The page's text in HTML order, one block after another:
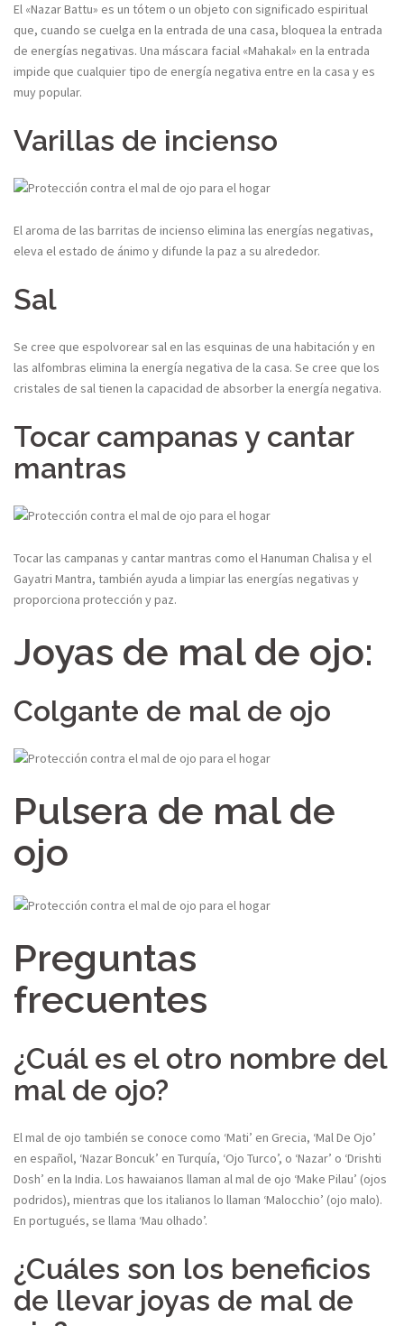
El «Nazar Battu» es un tótem o un objeto con significado espiritual
que, cuando se cuelga en la entrada de una casa, bloquea la entrada
de energías negativas. Una máscara facial «Mahakal» en la entrada
impide que cualquier tipo de energía negativa entre en la casa y es
muy popular.
Varillas de incienso
El aroma de las barritas de incienso elimina las energías negativas,
eleva el estado de ánimo y difunde la paz a su alrededor.
Sal
Se cree que espolvorear sal en las esquinas de una habitación y en
las alfombras elimina la energía negativa de la casa. Se cree que los
cristales de sal tienen la capacidad de absorber la energía negativa.
Tocar campanas y cantar
mantras
Tocar las campanas y cantar mantras como el Hanuman Chalisa y el
Gayatri Mantra, también ayuda a limpiar las energías negativas y
proporciona protección y paz.
Joyas de mal de ojo:
Colgante de mal de ojo
Pulsera de mal de
ojo
Preguntas
frecuentes
¿Cuál es el otro nombre del
mal de ojo?
El mal de ojo también se conoce como ‘Mati’ en Grecia, ‘Mal De Ojo’
en español, ‘Nazar Boncuk’ en Turquía, ‘Ojo Turco’, o ‘Nazar’ o ‘Drishti
Dosh’ en la India. Los hawaianos llaman al mal de ojo ‘Make Pilau’ (ojos
podridos), mientras que los italianos lo llaman ‘Malocchio’ (ojo malo).
En portugués, se llama ‘Mau olhado’.
¿Cuáles son los beneficios
de llevar joyas de mal de